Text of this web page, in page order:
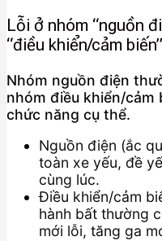
Lỗi ở nhóm “nguồn
“điều khiển/cảm
Nhóm nguồn điện
nhóm điều khiển/cảm
chức năng cụ thể.
Nguồn điện (ắc
toàn xe yếu, đề
cùng lúc.
Điều khiển/cảm
hành bất thường
mới lỗi, tăng ga